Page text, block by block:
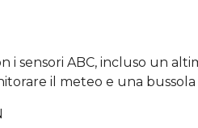
i sensori ABC, incluso un
il meteo e una bussola